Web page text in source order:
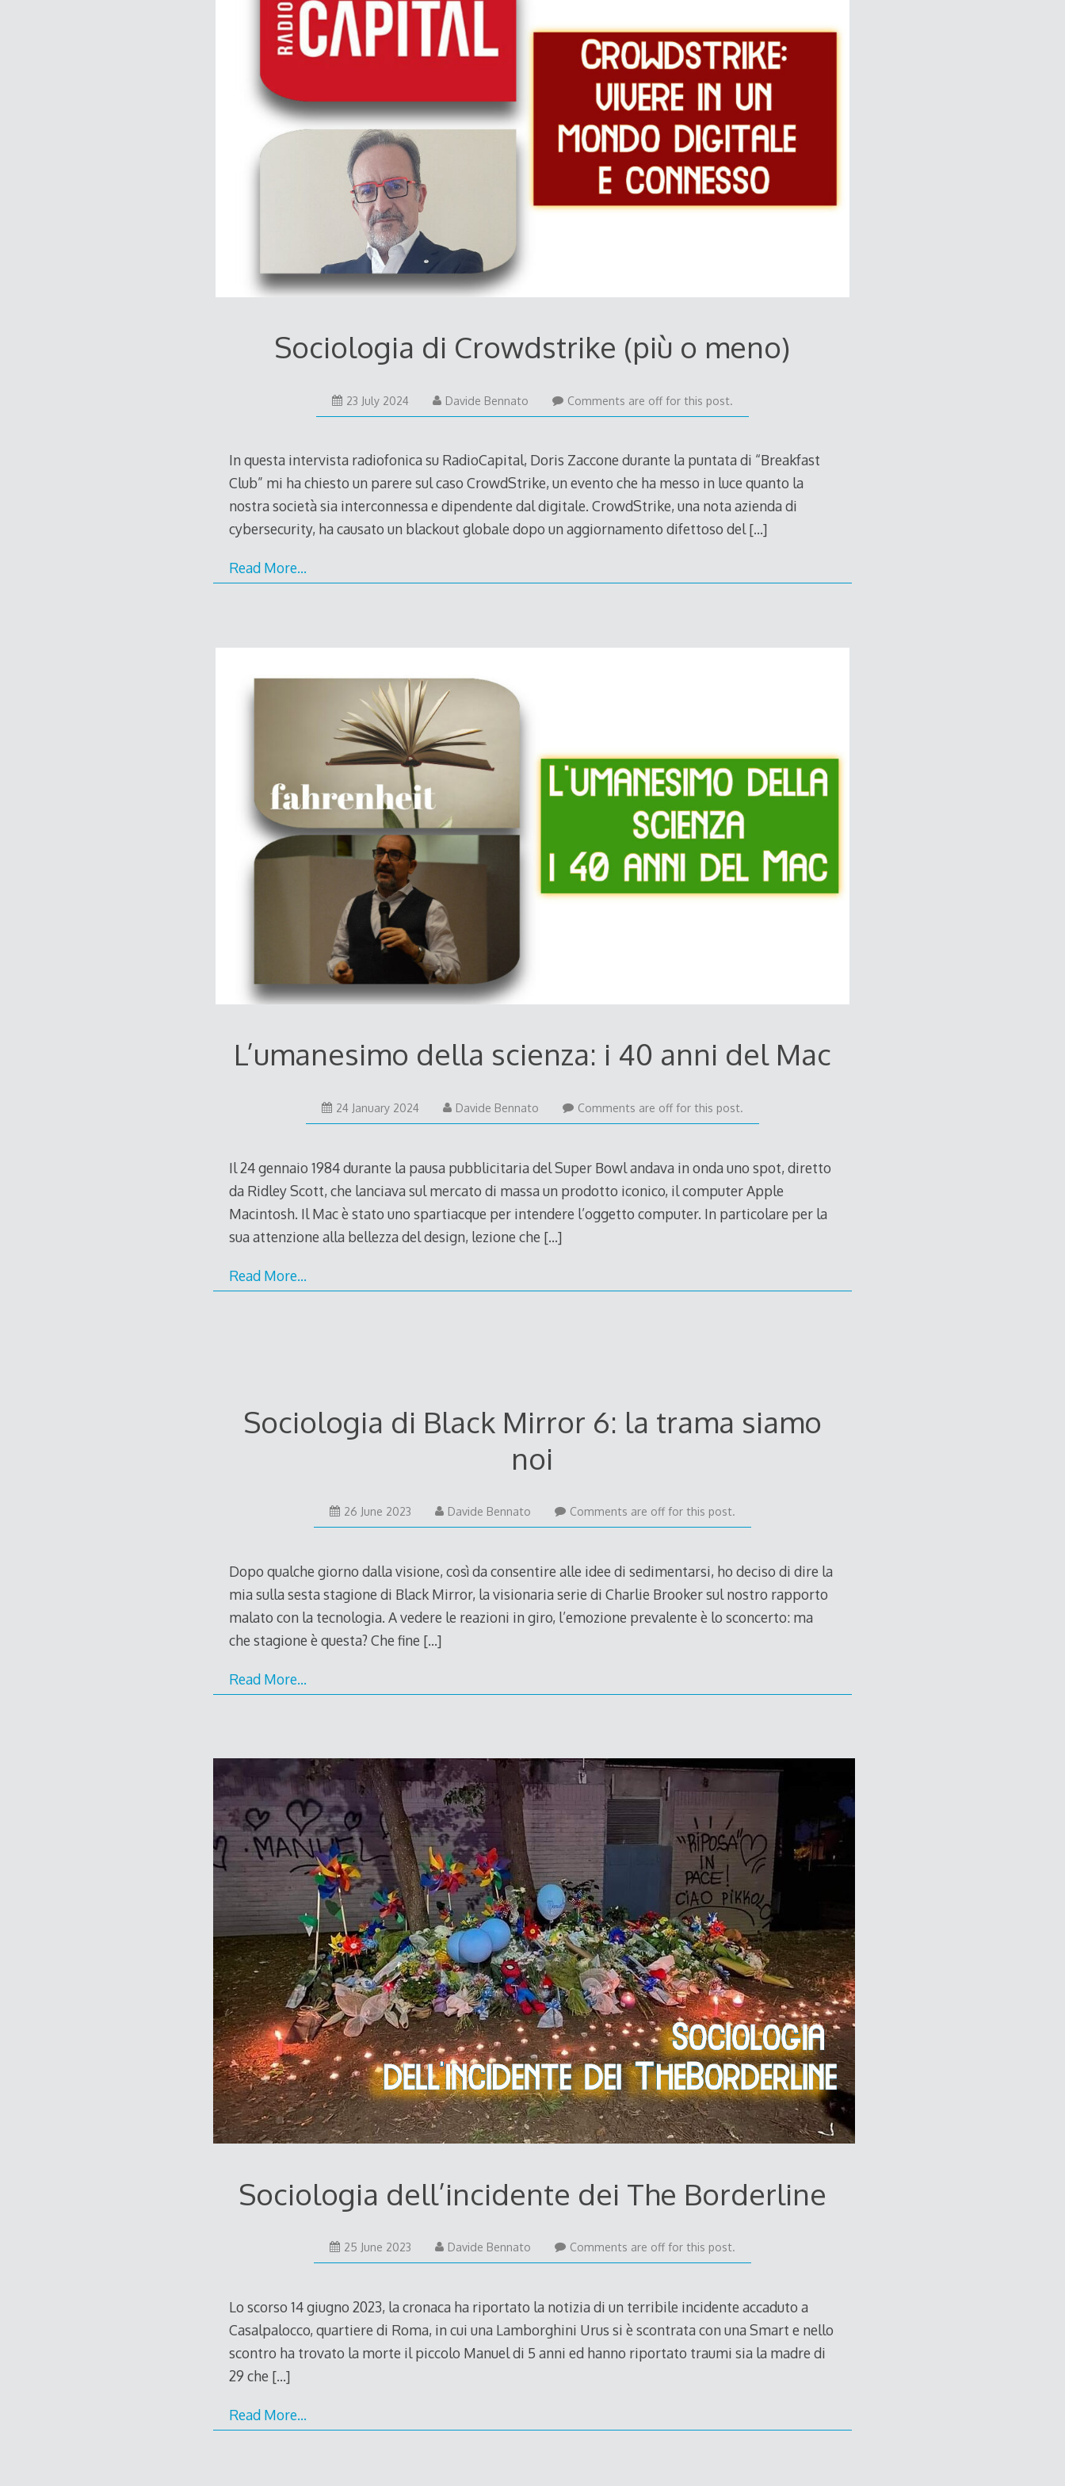
Sociologia di Crowdstrike (più o meno)
23 July 2024 Davide Bennato Comments are off for this post.
In questa intervista radiofonica su RadioCapital, Doris Zaccone durante la puntata di “Breakfast
Club” mi ha chiesto un parere sul caso CrowdStrike, un evento che ha messo in luce quanto la
nostra società sia interconnessa e dipendente dal digitale. CrowdStrike, una nota azienda di
cybersecurity, ha causato un blackout globale dopo un aggiornamento difettoso del[…]
Read More…
L’umanesimo della scienza: i 40 anni del Mac
24 January 2024 Davide Bennato Comments are off for this post.
Il 24 gennaio 1984 durante la pausa pubblicitaria del Super Bowl andava in onda uno spot, diretto
da Ridley Scott, che lanciava sul mercato di massa un prodotto iconico, il computer Apple
Macintosh. Il Mac è stato uno spartiacque per intendere l’oggetto computer. In particolare per la
sua attenzione alla bellezza del design, lezione che […]
Read More…
Sociologia di Black Mirror 6: la trama siamo
noi
26 June 2023 Davide Bennato Comments are off for this post.
Dopo qualche giorno dalla visione, così da consentire alle idee di sedimentarsi, ho deciso di dire la
mia sulla sesta stagione di Black Mirror, la visionaria serie di Charlie Brooker sul nostro rapporto
malato con la tecnologia. A vedere le reazioni in giro, l’emozione prevalente è lo sconcerto: ma
che stagione è questa? Che fine […]
Read More…
Sociologia dell’incidente dei The Borderline
25 June 2023 Davide Bennato Comments are off for this post.
Lo scorso 14 giugno 2023, la cronaca ha riportato la notizia di un terribile incidente accaduto a
Casalpalocco, quartiere di Roma, in cui una Lamborghini Urus si è scontrata con una Smart e nello
scontro ha trovato la morte il piccolo Manuel di 5 anni ed hanno riportato traumi sia la madre di
29 che […]
Read More…